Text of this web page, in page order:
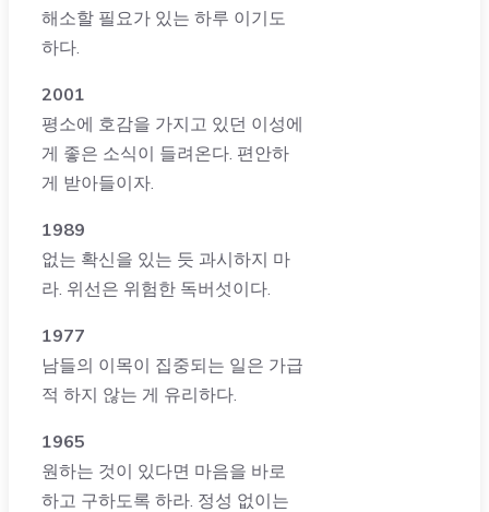
해소할 필요가 있는 하루 이기도
하다.
2001
평소에 호감을 가지고 있던 이성에
게 좋은 소식이 들려온다. 편안하
게 받아들이자.
1989
없는 확신을 있는 듯 과시하지 마
라. 위선은 위험한 독버섯이다.
1977
남들의 이목이 집중되는 일은 가급
적 하지 않는 게 유리하다.
1965
원하는 것이 있다면 마음을 바로
하고 구하도록 하라. 정성 없이는